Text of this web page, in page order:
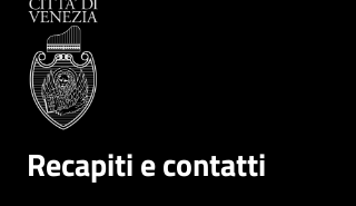
Recapiti e contatti